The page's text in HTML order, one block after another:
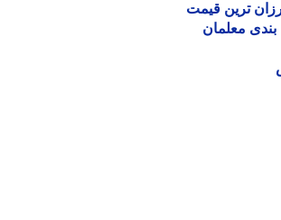
ترین قیمت
معلمان